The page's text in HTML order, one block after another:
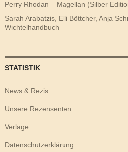
Perry Rhodan – Magellan (Silber
Sarah Arabatzis, Elli Böttcher, Anja
Wichtelhandbuch
STATISTIK
News & Rezis
Unsere Rezensenten
Verlage
Datenschutzerklärung